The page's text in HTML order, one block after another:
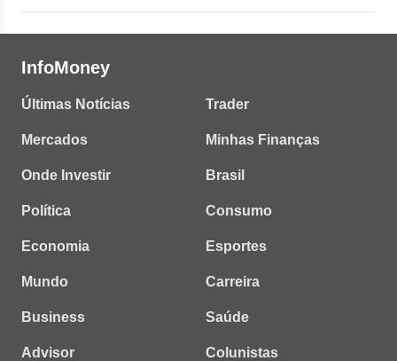
InfoMoney
Últimas Notícias
Mercados
Onde Investir
Política
Economia
Mundo
Business
Advisor
Trader
Minhas Finanças
Brasil
Consumo
Esportes
Carreira
Saúde
Colunistas